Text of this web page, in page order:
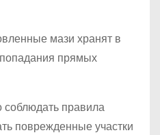
мази хранят в
прямых
правила
поврежденные участки